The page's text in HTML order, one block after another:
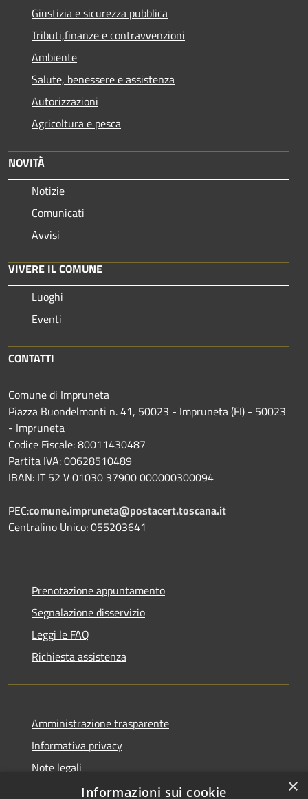
Giustizia e sicurezza pubblica
Tributi,finanze e contravvenzioni
Ambiente
Salute, benessere e assistenza
Autorizzazioni
Agricoltura e pesca
NOVITÀ
Notizie
Comunicati
Avvisi
VIVERE IL COMUNE
Luoghi
Eventi
CONTATTI
Comune di Impruneta
Piazza Buondelmonti n. 41, 50023 - Impruneta (FI) - 50023
- Impruneta
Codice Fiscale: 80011430487
Partita IVA: 00628510489
IBAN: IT 52 V 01030 37900 000000300094
PEC:comune.impruneta@postacert.toscana.it
Centralino Unico: 055203641
Prenotazione appuntamento
Segnalazione disservizio
Leggi le FAQ
Richiesta assistenza
Amministrazione trasparente
Informativa privacy
Note legali
Dichiarazione di accessibilità
×
Informazioni sui cookie